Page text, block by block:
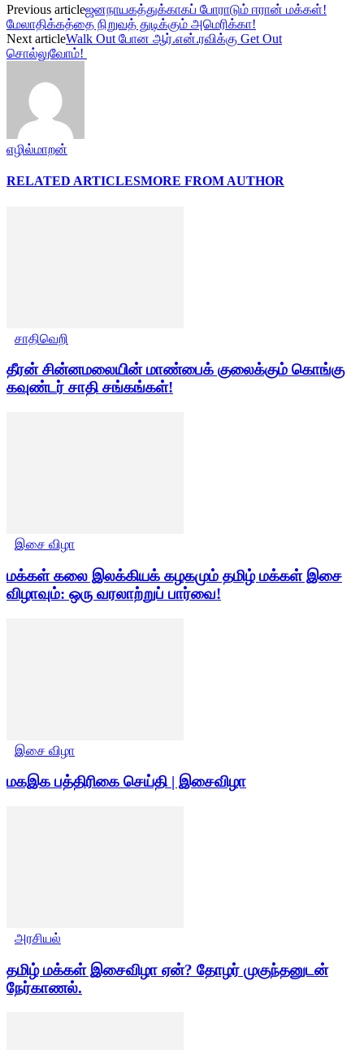
Previous articleஜனநாயகத்துக்காகப் போராடும் ஈரான் மக்கள்!
மேலாதிக்கத்தை நிறுவத் துடிக்கும் அமெரிக்கா!
Next articleWalk Out போன ஆர்.என்.ரவிக்கு Get Out
சொல்லுவோம்!
எழில்மாறன்
RELATED ARTICLESMORE FROM AUTHOR
சாதிவெறி
தீரன் சின்னமலையின் மாண்பைக் குலைக்கும் கொங்கு
கவுண்டர் சாதி சங்கங்கள்!
இசை விழா
மக்கள் கலை இலக்கியக் கழகமும் தமிழ் மக்கள் இசை
விழாவும்: ஒரு வரலாற்றுப் பார்வை!
இசை விழா
மகஇக பத்திரிகை செய்தி | இசைவிழா
அரசியல்
தமிழ் மக்கள் இசைவிழா ஏன்? தோழர் முகுந்தனுடன்
நேர்காணல்.